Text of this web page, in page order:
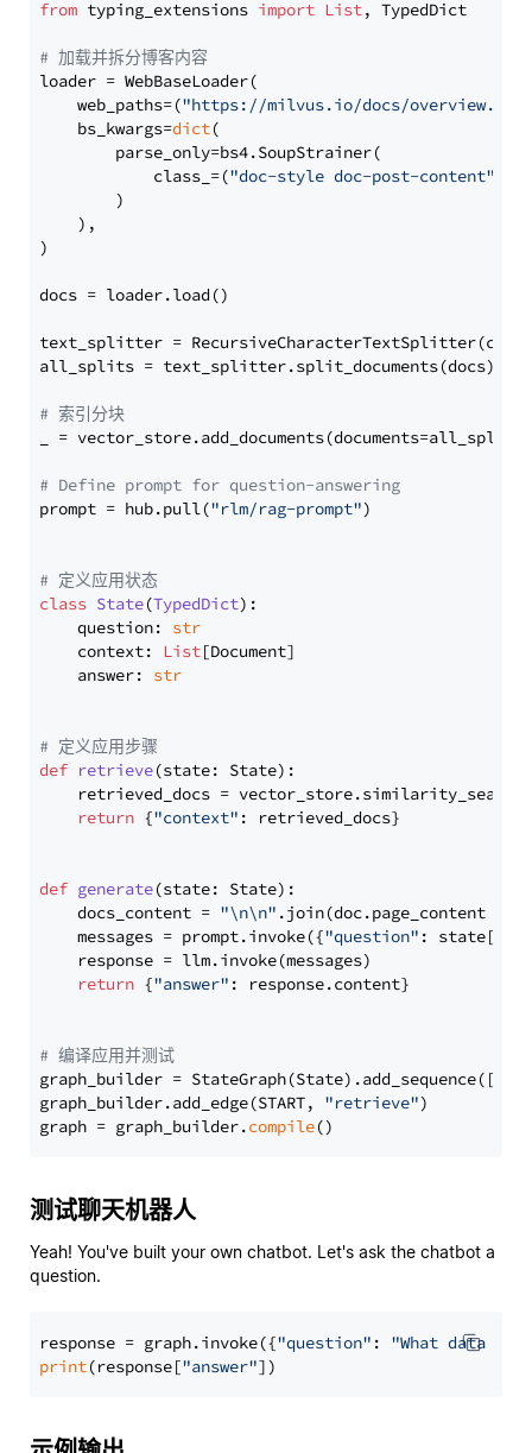
from typing_extensions import List, TypedDict
# 加载并拆分博客内容
loader = WebBaseLoader(
    web_paths=(
"https://milvus.io/docs/overview.md"
    bs_kwargs=
dict(
        parse_only=bs4.SoupStrainer(
            class_=(
"doc-style doc-post-content"
        )
    ),
)
docs = loader.load()
text_splitter =
all_splits = text_splitter.split_documents(docs)
# 索引分块
_ = vector_store.add_documents(documents=all_splits)
# Define prompt for question-answering
prompt = hub.pull("rlm/rag-prompt")
# 定义应用状态
class State(TypedDict):
    question:
str
    context:
List[Document]
    answer:
str
# 定义应用步骤
def retrieve(state: State):
retrieved_docs =
return {"context" : retrieved_docs}
def generate(state: State):
    docs_content =
"\n\n" .join(doc.page_content
    messages = prompt.invoke({
"question" : state[
    response = llm.invoke(messages)
return {"answer" : response.content}
# 编译应用并测试
graph_builder =
graph_builder.add_edge(START, "retrieve")
graph = graph_builder.compile
测试聊天机器人
Yeah! You've built your own chatbot. Let's ask the chatbot a
question.
response = graph.invoke({"question" : "What data
print(response["answer"